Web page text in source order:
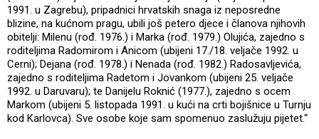
1991. u Zagrebu), pripadnici hrvatskih snaga iz neposredne
blizine, na kućnom pragu, ubili još petero djece i članova njihovih
obitelji: Milenu (rođ. 1976.) i Marka (rođ. 1979.) Olujića, zajedno s
roditeljima Radomirom i Anicom (ubijeni 17./18. veljače 1992. u
Cerni); Dejana (rođ. 1978.) i Nenada (rođ. 1982.) Radosavljevića,
zajedno s roditeljima Radetom i Jovankom (ubijeni 25. veljače
1992. u Daruvaru); te Danijelu Roknić (1977.), zajedno s ocem
Markom (ubijeni 5. listopada 1991. u kući na crti bojišnice u Turnju
kod Karlovca). Sve osobe koje sam spomenuo zaslužuju pijetet.“